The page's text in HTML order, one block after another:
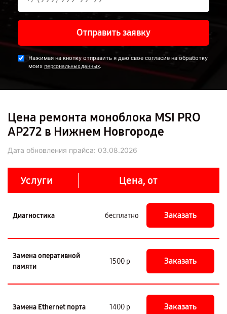
Отправить заявку
Нажимая на кнопку отправить я даю свое согласие на обработку
моих персональных данных.
Цена ремонта моноблока MSI PRO
AP272 в Нижнем Новгороде
Дата обновления прайса: 03.08.2026
Услуги Цена, от
Диагностика бесплатно Заказать
Замена оперативной
памяти
1500 р Заказать
Замена Ethernet порта 1400 р Заказать